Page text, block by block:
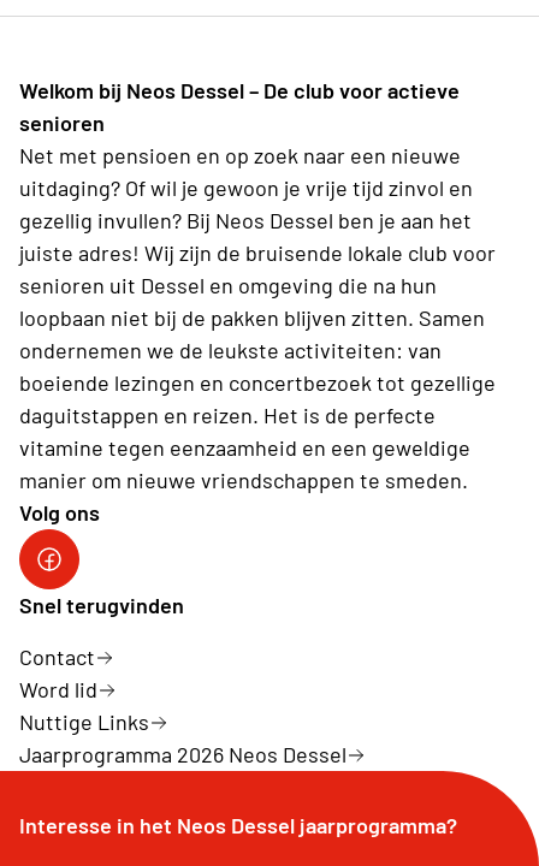
Welkom bij Neos Dessel – De club voor actieve
senioren
Net met pensioen en op zoek naar een nieuwe
uitdaging? Of wil je gewoon je vrije tijd zinvol en
gezellig invullen? Bij Neos Dessel ben je aan het
juiste adres! Wij zijn de bruisende lokale club voor
senioren uit Dessel en omgeving die na hun
loopbaan niet bij de pakken blijven zitten. Samen
ondernemen we de leukste activiteiten: van
boeiende lezingen en concertbezoek tot gezellige
daguitstappen en reizen. Het is de perfecte
vitamine tegen eenzaamheid en een geweldige
manier om nieuwe vriendschappen te smeden.
Volg ons
Neos DiNA
Snel terugvinden
Contact
Word lid
Nuttige Links
Jaarprogramma 2026 Neos Dessel
Interesse in het Neos Dessel jaarprogramma?